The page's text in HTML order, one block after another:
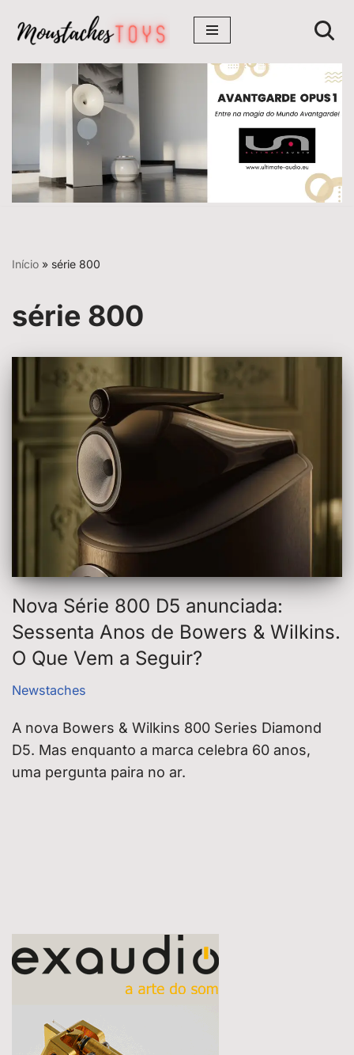
Avançar
para
conteúdo
Início » série 800
série 800
Nova Série 800 D5 anunciada:
Sessenta Anos de Bowers & Wilkins.
O Que Vem a Seguir?
Newstaches
A nova Bowers & Wilkins 800 Series Diamond
D5. Mas enquanto a marca celebra 60 anos,
uma pergunta paira no ar.